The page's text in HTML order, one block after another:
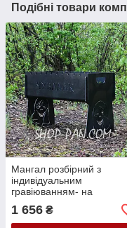
Подібні товари
Мангал розбірний з
індивідуальним
гравіюванням- на
подарунок
1 656 ₴